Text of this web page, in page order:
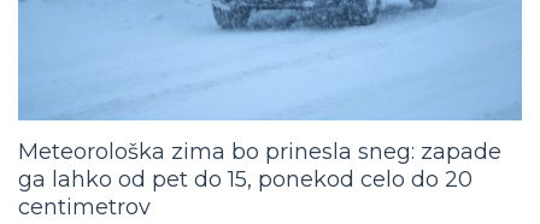
Meteorološka zima bo prinesla sneg: zapade
ga lahko od pet do 15, ponekod celo do 20
centimetrov